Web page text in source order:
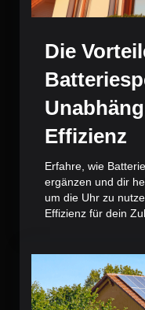
Die
Effizienz
Erfahre, wie
ergänzen und dir
um die Uhr zu
Effizienz für dein